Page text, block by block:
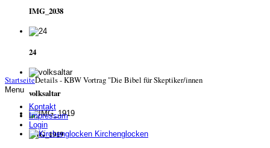
IMG_2038
24
volksaltar
IMG_1919
StartseiteDetails - KBW Vortrag "Die Bibel für Skeptiker/innen
Menu
Kontakt
Impressum
Login
Kirchenglocken